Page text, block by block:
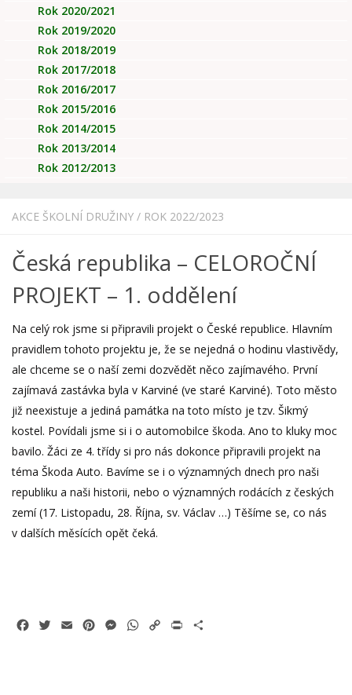
AKCE ŠKOLNÍ DRUŽINY / ROK 2022/2023
Česká republika – CELOROČNÍ
PROJEKT – 1. oddělení
Na celý rok jsme si připravili projekt o České republice. Hlavním
pravidlem tohoto projektu je, že se nejedná o hodinu vlastivědy,
ale chceme se o naší zemi dozvědět něco zajímavého. První
zajímavá zastávka byla v Karviné (ve staré Karviné). Toto město
již neexistuje a jediná památka na toto místo je tzv. Šikmý
kostel. Povídali jsme si i o automobilce škoda. Ano to kluky moc
bavilo. Žáci ze 4. třídy si pro nás dokonce připravili projekt na
téma Škoda Auto. Bavíme se i o významných dnech pro naši
republiku a naši historii, nebo o významných rodácích z českých
zemí (17. Listopadu, 28. Října, sv. Václav …) Těšíme se, co nás
v dalších měsících opět čeká.
FacebookTwitterEmail PinterestMessenger
WhatsApp
Copy
Print
Rok 2020/2021
Rok 2019/2020
Rok 2018/2019
Rok 2017/2018
Rok 2016/2017
Rok 2015/2016
Rok 2014/2015
Rok 2013/2014
Rok 2012/2013